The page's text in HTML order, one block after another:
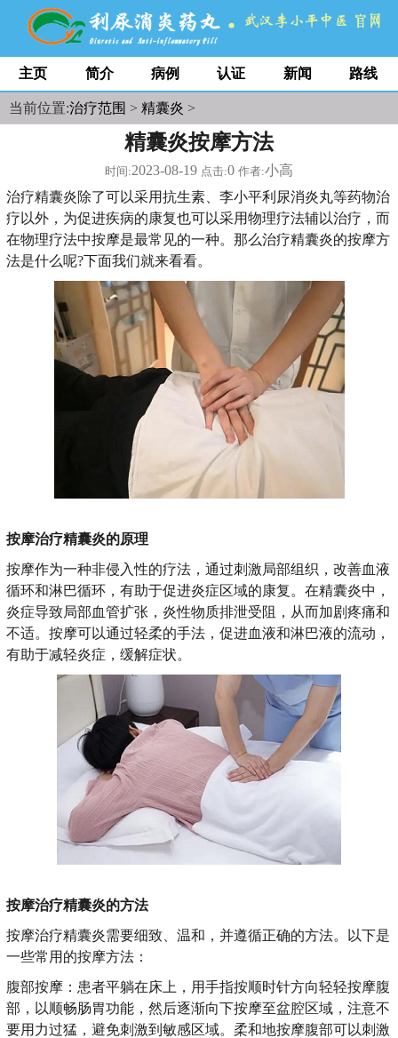
主页 简介 病例 认证 新闻 路线
当前位置:治疗范围 > 精囊炎 >
精囊炎按摩方法
时间:2023-08-19 点击:0 作者:小高
治疗精囊炎除了可以采用抗生素、李小平利尿消炎丸等药物治
疗以外，为促进疾病的康复也可以采用物理疗法辅以治疗，而
在物理疗法中按摩是最常见的一种。那么治疗精囊炎的按摩方
法是什么呢?下面我们就来看看。
按摩治疗精囊炎的原理
按摩作为一种非侵入性的疗法，通过刺激局部组织，改善血液
循环和淋巴循环，有助于促进炎症区域的康复。在精囊炎中，
炎症导致局部血管扩张，炎性物质排泄受阻，从而加剧疼痛和
不适。按摩可以通过轻柔的手法，促进血液和淋巴液的流动，
有助于减轻炎症，缓解症状。
按摩治疗精囊炎的方法
按摩治疗精囊炎需要细致、温和，并遵循正确的方法。以下是
一些常用的按摩方法：
腹部按摩：患者平躺在床上，用手指按顺时针方向轻轻按摩腹
部，以顺畅肠胃功能，然后逐渐向下按摩至盆腔区域，注意不
要用力过猛，避免刺激到敏感区域。柔和地按摩腹部可以刺激